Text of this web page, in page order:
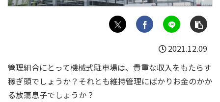
2021.12.09
管理組合にとって機械式駐車場は、貴重な収入をもたらす
稼ぎ頭でしょうか？それとも維持管理にばかりお金のかか
る放蕩息子でしょうか？